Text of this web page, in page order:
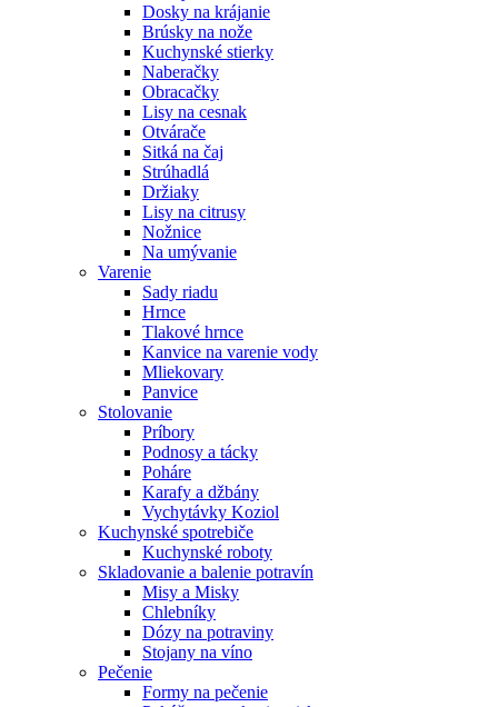
Dosky na krájanie
Brúsky na nože
Kuchynské stierky
Naberačky
Obracačky
Lisy na cesnak
Otvárače
Sitká na čaj
Strúhadlá
Držiaky
Lisy na citrusy
Nožnice
Na umývanie
Varenie
Sady riadu
Hrnce
Tlakové hrnce
Kanvice na varenie vody
Mliekovary
Panvice
Stolovanie
Príbory
Podnosy a tácky
Poháre
Karafy a džbány
Vychytávky Koziol
Kuchynské spotrebiče
Kuchynské roboty
Skladovanie a balenie potravín
Misy a Misky
Chlebníky
Dózy na potraviny
Stojany na víno
Pečenie
Formy na pečenie